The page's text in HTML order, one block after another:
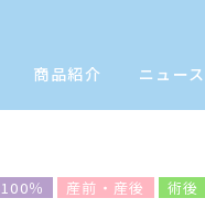
商品紹介 ニュース
％ 産前・産後 術後